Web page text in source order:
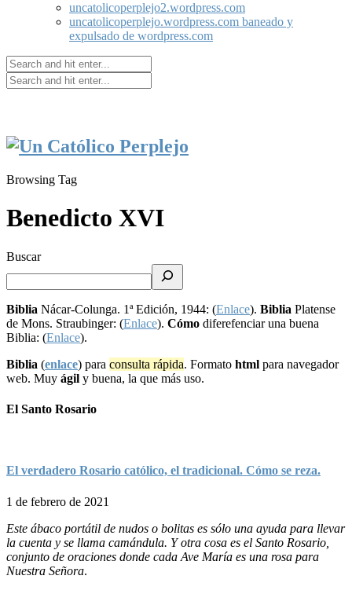
uncatolicoperplejo2.wordpress.com
uncatolicoperplejo.wordpress.com baneado y
expulsado de wordpress.com
Browsing Tag
Benedicto XVI
Buscar
Biblia Nácar-Colunga. 1ª Edición, 1944: (Enlace). Biblia Platense
de Mons. Straubinger: (Enlace). Cómo diferefenciar una buena
Biblia: (Enlace).
Biblia (enlace) para consulta rápida. Formato html para navegador
web. Muy ágil y buena, la que más uso.
El Santo Rosario
El verdadero Rosario católico, el tradicional. Cómo se reza.
1 de febrero de 2021
Este ábaco portátil de nudos o bolitas es sólo una ayuda para llevar
la cuenta y se llama camándula. Y otra cosa es el Santo Rosario,
conjunto de oraciones donde cada Ave María es una rosa para
Nuestra Señora.